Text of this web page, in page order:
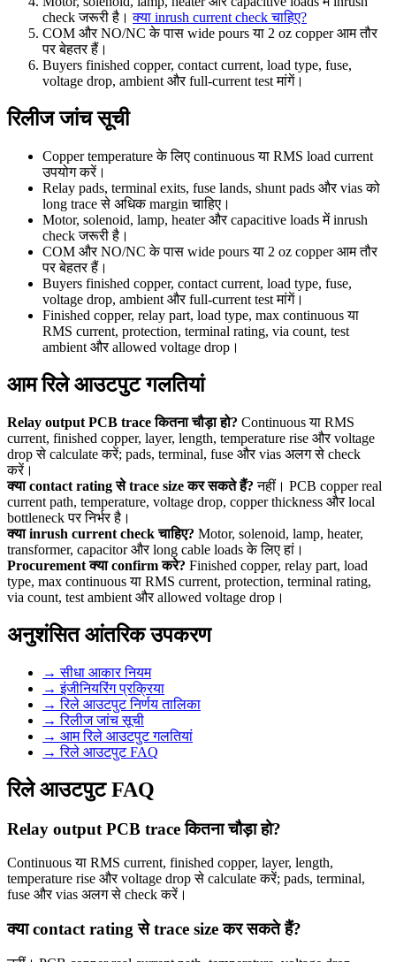
check जरूरी है।क्या inrush current check चाहिए?
COM और NO/NC के पास wide pours या 2 oz copper आम तौर
पर बेहतर हैं।
Buyers finished copper, contact current, load type, fuse,
voltage drop, ambient और full-current test मांगें।
रिलीज जांच सूची
Copper temperature के लिए continuous या RMS load current
उपयोग करें।
Relay pads, terminal exits, fuse lands, shunt pads और vias को
long trace से अधिक margin चाहिए।
Motor, solenoid, lamp, heater और capacitive loads में inrush
check जरूरी है।
COM और NO/NC के पास wide pours या 2 oz copper आम तौर
पर बेहतर हैं।
Buyers finished copper, contact current, load type, fuse,
voltage drop, ambient और full-current test मांगें।
Finished copper, relay part, load type, max continuous या
RMS current, protection, terminal rating, via count, test
ambient और allowed voltage drop।
आम रिले आउटपुट गलतियां
Relay output PCB trace कितना चौड़ा हो? Continuous या RMS
current, finished copper, layer, length, temperature rise और voltage
drop से calculate करें; pads, terminal, fuse और vias अलग से check
करें।
क्या contact rating से trace size कर सकते हैं? नहीं। PCB copper real
current path, temperature, voltage drop, copper thickness और local
bottleneck पर निर्भर है।
क्या inrush current check चाहिए? Motor, solenoid, lamp, heater,
transformer, capacitor और long cable loads के लिए हां।
Procurement क्या confirm करे? Finished copper, relay part, load
type, max continuous या RMS current, protection, terminal rating,
via count, test ambient और allowed voltage drop।
अनुशंसित आंतरिक उपकरण
→सीधा आकार नियम
→इंजीनियरिंग प्रक्रिया
→रिले आउटपुट निर्णय तालिका
→रिलीज जांच सूची
→ आम रिले आउटपुट गलतियां
→रिले आउटपुट FAQ
रिले आउटपुट FAQ
Relay output PCB trace कितना चौड़ा हो?
Continuous या RMS current, finished copper, layer, length,
temperature rise और voltage drop से calculate करें; pads, terminal,
fuse और vias अलग से check करें।
क्या contact rating से trace size कर सकते हैं?